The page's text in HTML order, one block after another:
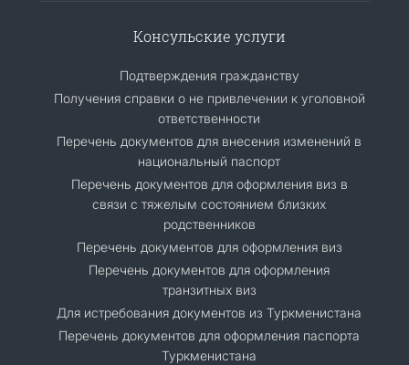
Консульские услуги
Подтверждения гражданству
Получения справки о не привлечении к уголовной
ответственности
Перечень документов для внесения изменений в
национальный паспорт
Перечень документов для оформления виз в
связи с тяжелым состоянием близких
родственников
Перечень документов для оформления виз
Перечень документов для оформления
транзитных виз
Для истребования документов из Туркменистана
Перечень документов для оформления паспорта
Туркменистана